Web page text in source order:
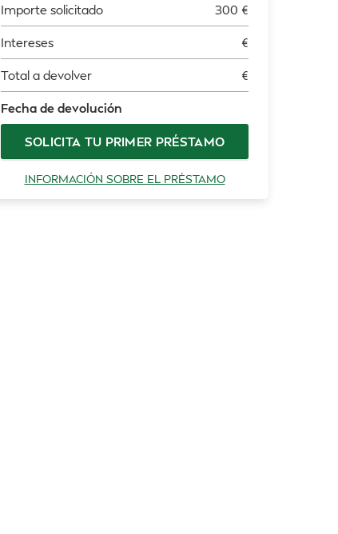
Importe solicitado 300 €
Intereses €
Total a devolver €
Fecha de devolución
SOLICITA TU PRIMER PRÉSTAMO
INFORMACIÓN SOBRE EL PRÉSTAMO